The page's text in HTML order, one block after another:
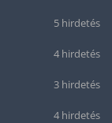
5 hirdetés
4 hirdetés
3 hirdetés
4 hirdetés